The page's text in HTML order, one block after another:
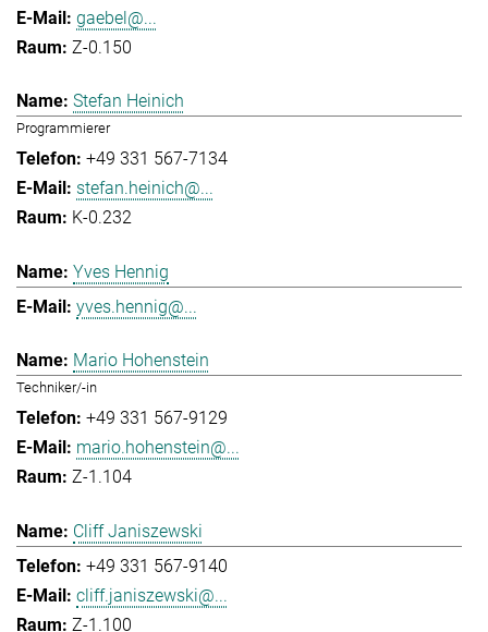
gaebel@...
Z-0.150
Stefan Heinich
Programmierer
+49 331 567-7134
stefan.heinich@...
K-0.232
Yves Hennig
yves.hennig@...
Mario Hohenstein
Techniker/-in
+49 331 567-9129
mario.hohenstein@...
Z-1.104
Cliff Janiszewski
+49 331 567-9140
cliff.janiszewski@...
Z-1.100